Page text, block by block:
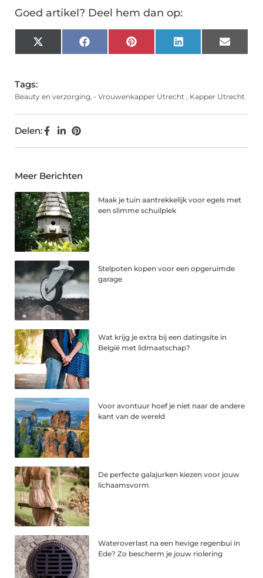
Goed artikel? Deel hem dan op:
X
(Twitter)
FacebookPinterest LinkedIn Email
Tags:
Beauty en verzorging, • Vrouwenkapper Utrecht , Kapper Utrecht
Delen:
Meer Berichten
Maak je tuin aantrekkelijk voor egels met
een slimme schuilplek
Stelpoten kopen voor een opgeruimde
garage
Wat krijg je extra bij een datingsite in
België met lidmaatschap?
Voor avontuur hoef je niet naar de andere
kant van de wereld
De perfecte galajurken kiezen voor jouw
lichaamsvorm
Wateroverlast na een hevige regenbui in
Ede? Zo bescherm je jouw riolering